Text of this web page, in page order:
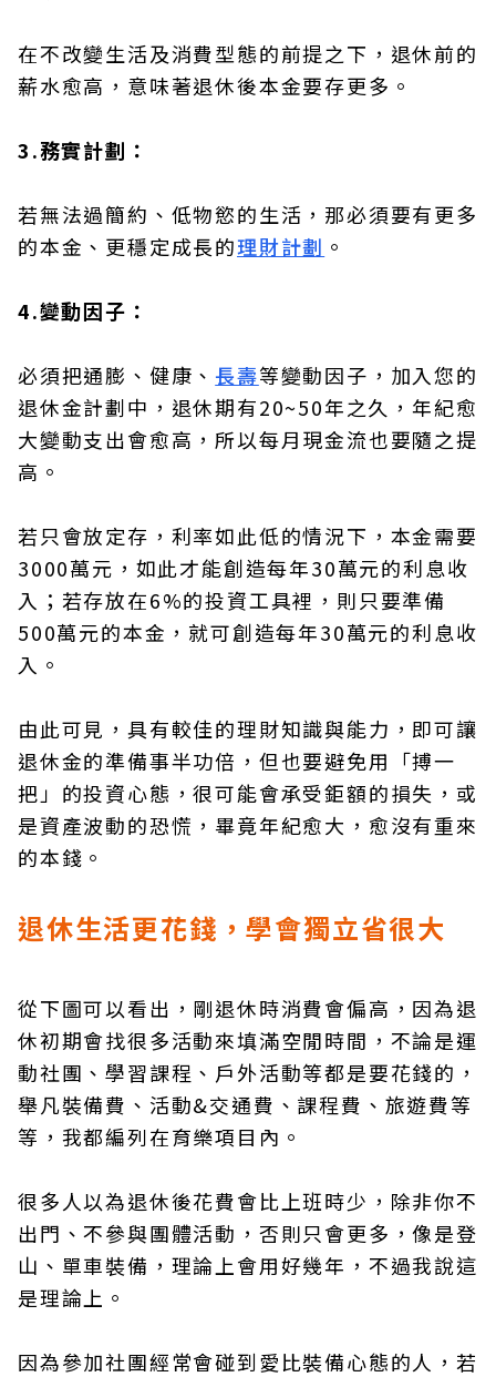
在不改變生活及消費型態的前提之下，退休前的
薪水愈高，意味著退休後本金要存更多。
3.務實計劃：
若無法過簡約、低物慾的生活，那必須要有更多
的本金、更穩定成長的理財計劃 。
4.變動因子：
必須把通膨、健康、 長壽等變動因子，加入您的
退休金計劃中，退休期有20~50年之久，年紀愈
大變動支出會愈高，所以每月現金流也要隨之提
高。
若只會放定存，利率如此低的情況下，本金需要
3000萬元，如此才能創造每年30萬元的利息收
入；若存放在6%的投資工具裡，則只要準備
500萬元的本金，就可創造每年30萬元的利息收
入。
由此可見，具有較佳的理財知識與能力，即可讓
退休金的準備事半功倍，但也要避免用「搏一
把」的投資心態，很可能會承受鉅額的損失，或
是資產波動的恐慌，畢竟年紀愈大，愈沒有重來
的本錢。
退休生活更花錢，學會獨立省很大
從下圖可以看出，剛退休時消費會偏高，因為退
休初期會找很多活動來填滿空閒時間，不論是運
動社團、學習課程、戶外活動等都是要花錢的，
舉凡裝備費、活動&交通費、課程費、旅遊費等
等，我都編列在育樂項目內。
很多人以為退休後花費會比上班時少，除非你不
出門、不參與團體活動，否則只會更多，像是登
山、單車裝備，理論上會用好幾年，不過我說這
是理論上。
因為參加社團經常會碰到愛比裝備心態的人，若